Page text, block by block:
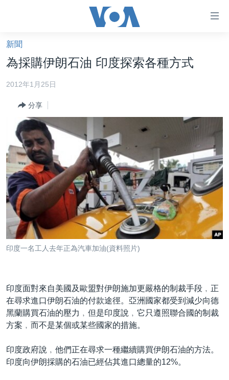
礙
鏈
跳
轉
到
導
航
轉
檢
美國大選2024
台灣
美中關係
海外港人
新聞自由
揭謊頻道
美國
中國
國際
每日視頻新聞
VOA 60秒 (國際)
美國專訊
視頻存檔
YOUTUBE頻道
音頻
時事經緯
新聞音頻
海外港人
港人港心
國語
關注我們
新聞
為採購伊朗石油 印度探索各種方式
2012年1月25日
分享
印度一名工人去年正為汽車加油(資料照片)
印度面對來自美國及歐盟對伊朗施加更嚴格的制裁手段﹐正
在尋求進口伊朗石油的付款途徑。亞洲國家都受到減少向德
黑蘭購買石油的壓力﹐但是印度說﹐它只遵照聯合國的制裁
方案﹐而不是某個或某些國家的措施。
印度政府說﹐他們正在尋求一種繼續購買伊朗石油的方法。
印度向伊朗採購的石油已經佔其進口總量的12%。